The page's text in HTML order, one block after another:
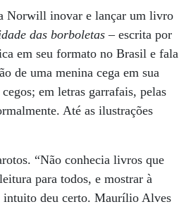
Norwill inovar e lançar um livro
das borboletas – escrita por
em seu formato no Brasil e fala
de uma menina cega em sua
em letras garrafais, pelas
Até as ilustrações
“Não conhecia livros que
para todos, e mostrar à
intuito deu certo. Maurílio Alves